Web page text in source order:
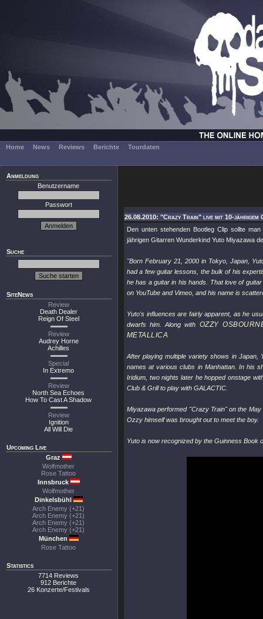
Home News Reviews Berichte Tourdaten
Anmeldung
Benutzername
Passwort
Suche
SiteNews
Review
Death Dealer
Reign Of Steel
Review
Audrey Horne
Achilles
Special
In Extremo
Review
North Sea Echoes
How To Cast A Shadow
Review
Ignition
All Will Die
Upcoming Live
Graz
Wolfmother
Rose Tattoo
Innsbruck
Wolfmother
Dinkelsbühl
Arch Enemy (+21)
Arch Enemy (+21)
Arch Enemy (+21)
Arch Enemy (+21)
München
Rose Tattoo
Statistics
7714 Reviews
912 Berichte
26 Konzerte/Festivals
26.08.2010: "Crazy Train" live mit 10-
Den unten stehenden Bootleg Clip sollte
jährigen Gitarren Wunderkind Yuto Miyazawa
"Born February 21, 2000 in Tokyo, Japan,
had a few guitar lessons, the bulk of his
he has a guitar in his hands. That love of
on YouTube and Vimeo, and his name is
Yuto's influences are fairly apparent, as he
dwarfs him. Along with OZZY
METALLICA
After playing multiple variety shows in
names at various clubs in Manhattan. In his
Iridium, two nights later he hopped onstage
Club & Grill to play with GALACTIC.
Miyazawa performed "Crazy Train" on the
Ozzy himself was brought out to meet the boy.
Yuto is now recognized by the Guinness Book